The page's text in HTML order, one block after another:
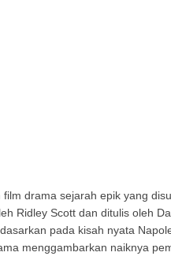
film drama sejarah epik yang
Ridley Scott dan ditulis oleh
pada kisah nyata
menggambarkan naiknya